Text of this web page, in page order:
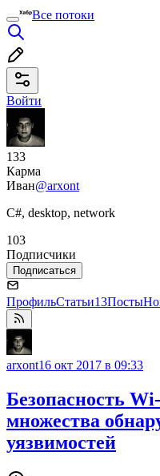
Все потоки
Войти
133
Карма
Иван@arxont
C#, desktop, network
103
Подписчики
Подписаться
ПрофильСтатьи13Посты
arxont16 окт 2017 в 09:33
Безопасность
множества
уязвимостей